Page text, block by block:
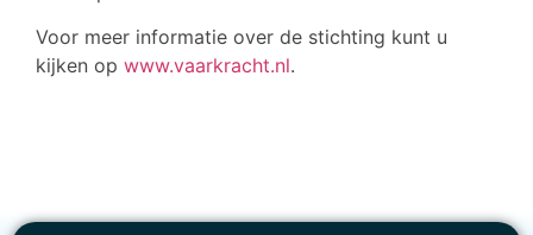
Voor meer informatie over de stichting kunt u
kijken op www.vaarkracht.nl.